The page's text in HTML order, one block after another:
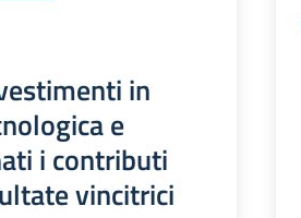
in
e
i contributi
vincitrici